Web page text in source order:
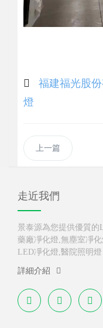
福建福光股
燈
上一篇
走近我們
景泰源為您提供優質
藥廠凈化燈,無塵室凈
LED凈化燈,醫院照明燈
詳細介紹